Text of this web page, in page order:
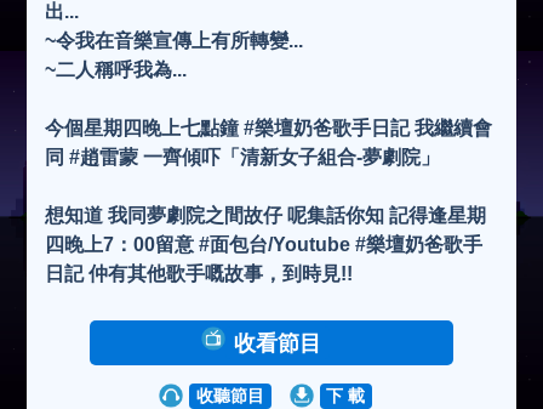
出...
~令我在音樂宣傳上有所轉變...
~二人稱呼我為...
今個星期四晚上七點鐘 #樂壇奶爸歌手日記 我繼續會
同 #趙雷蒙 一齊傾吓「清新女子組合-夢劇院」
想知道 我同夢劇院之間故仔 呢集話你知 記得逢星期
四晚上7：00留意 #面包台/Youtube #樂壇奶爸歌手
日記 仲有其他歌手嘅故事，到時見!!
收看節目
收聽節目 下 載